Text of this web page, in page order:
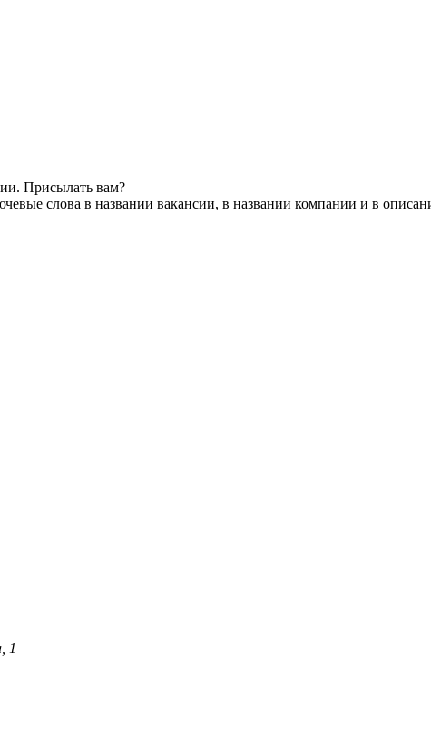
Присылать вам?
слова в названии вакансии, в названии компании и в
1